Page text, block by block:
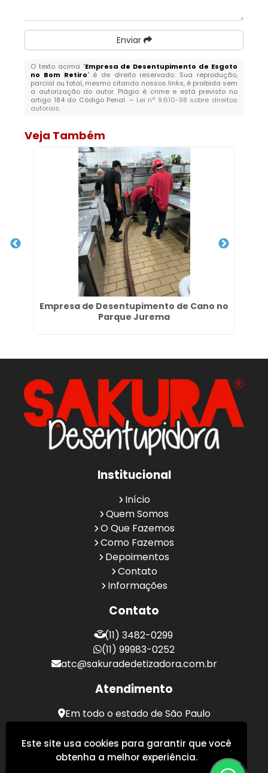
Enviar
O texto acima "Empresa de Desentupimento de Esgoto
no Bom Retiro" é de direito reservado. Sua reprodução,
parcial ou total, mesmo citando nossos links, é proibida sem
a autorização do autor. Plágio é crime e está previsto no
artigo 184 do Código Penal. – Lei n° 9.610-98 sobre direitos
autorais.
Veja Também
Empresa de Desentupimento de Cano no
Parque Jurema
Institucional
Início
Quem Somos
O Que Fazemos
Como Fazemos
Depoimentos
Contato
Informações
Contato
(11) 3482-0299
(11) 99983-0252
atc@sakuradedetizadora.com.br
Atendimento
Em todo o estado de São Paulo
Este site usa cookies para garantir que você
obtenha a melhor experiência.